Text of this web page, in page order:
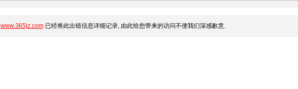
www.365jz.com已经将此出错信息详细记录, 由此给您带来的访问不便我们深感歉意.